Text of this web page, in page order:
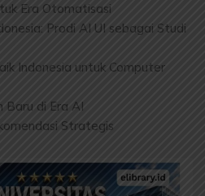
Era Otomatisasi
Prodi AI UI sebagai Studi
Indonesia untuk Computer
Baru di Era AI
Strategis